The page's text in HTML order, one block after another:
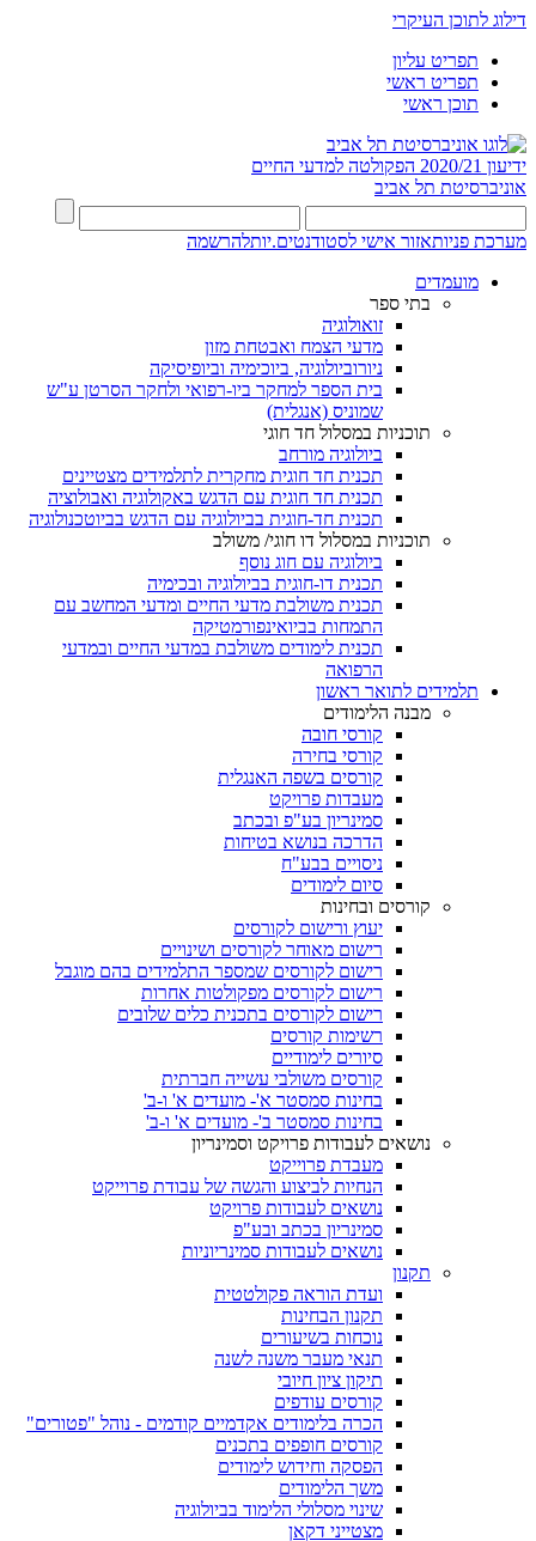
דילוג לתוכן העיקרי
תפריט עליון
תפריט ראשי
תוכן ראשי
ידיעון 2020/21
הפקולטה למדעי החיים
אוניברסיטת תל אביב
מערכת פניותאזור אישי לסטודנטים.יותלהרשמה
מועמדים
בתי ספר
זואולוגיה
מדעי הצמח ואבטחת מזון
ניורוביולוגיה, ביוכימיה וביופיסיקה
בית הספר למחקר ביו-רפואי ולחקר הסרטן ע"ש
שמוניס (אנגלית)
תוכניות במסלול חד חוגי
ביולוגיה מורחב
תכנית חד חוגית מחקרית לתלמידים מצטיינים
תכנית חד חוגית עם הדגש באקולוגיה ואבולוציה
תכנית חד-חוגית בביולוגיה עם הדגש בביוטכנולוגיה
תוכניות במסלול דו חוגי/ משולב
ביולוגיה עם חוג נוסף
תכנית דו-חוגית בביולוגיה ובכימיה
תכנית משולבת מדעי החיים ומדעי המחשב עם
התמחות בביואינפורמטיקה
תכנית לימודים משולבת במדעי החיים ובמדעי
הרפואה
תלמידים לתואר ראשון
מבנה הלימודים
קורסי חובה
קורסי בחירה
קורסים בשפה האנגלית
מעבדות פרויקט
סמינריון בע"פ ובכתב
הדרכה בנושא בטיחות
ניסויים בבע"ח
סיום לימודים
קורסים ובחינות
יעוץ ורישום לקורסים
רישום מאוחר לקורסים ושינויים
רישום לקורסים שמספר התלמידים בהם מוגבל
רישום לקורסים מפקולטות אחרות
רישום לקורסים בתכנית כלים שלובים
רשימות קורסים
סיורים לימודיים
קורסים משולבי עשייה חברתית
בחינות סמסטר א'- מועדים א' ו-ב'
בחינות סמסטר ב'- מועדים א' ו-ב'
נושאים לעבודות פרויקט וסמינריון
מעבדת פרוייקט
הנחיות לביצוע והגשה של עבודת פרוייקט
נושאים לעבודות פרויקט
סמינריון בכתב ובע"פ
נושאים לעבודות סמינריוניות
תקנון
ועדת הוראה פקולטטית
תקנון הבחינות
נוכחות בשיעורים
תנאי מעבר משנה לשנה
תיקון ציון חיובי
קורסים עודפים
הכרה בלימודים אקדמיים קודמים - נוהל "פטורים"
קורסים חופפים בתכנים
הפסקה וחידוש לימודים
משך הלימודים
שינוי מסלולי הלימוד בביולוגיה
מצטייני דקאן